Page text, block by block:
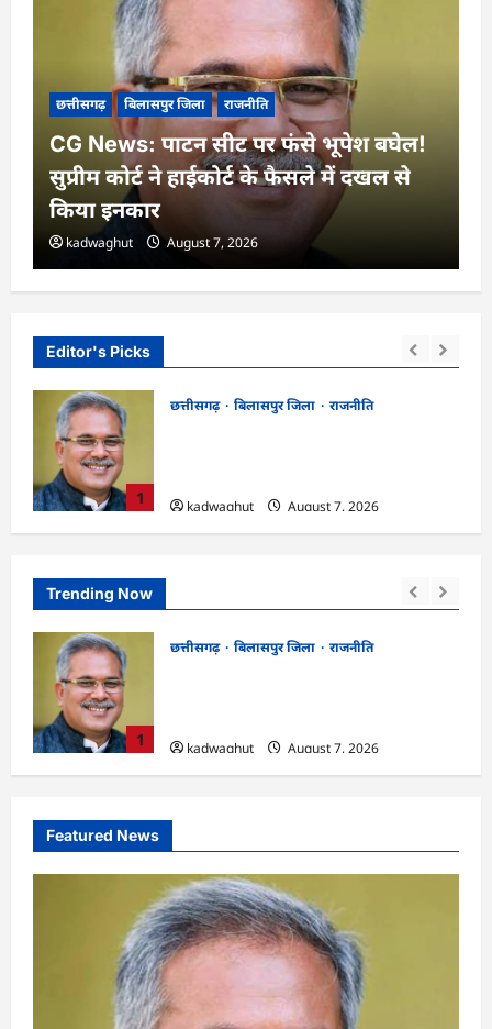
Editor's Picks
1
छत्तीसगढ़ बिलासपुर जिला
राजनीति
kadwaghut
August 7, 2026
छत्तीसगढ़ बिलासपुर जिला राजनीति
CG News: पाटन सीट पर फंसे भूपेश बघेल!
सुप्रीम कोर्ट ने हाईकोर्ट के फैसले में दखल से
किया इनकार
kadwaghut August 7, 2026
Trending Now
1
छत्तीसगढ़ बिलासपुर जिला राजनीति
kadwaghut
August 7, 2026
Featured News